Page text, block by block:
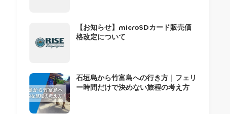
【お知らせ】microSDカード販売価
格改定について
石垣島から竹富島への行き方｜フェリ
ー時間だけで決めない旅程の考え方